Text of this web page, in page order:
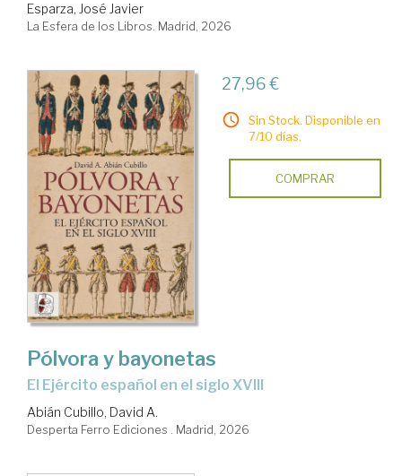
Esparza, José Javier
La Esfera de los Libros. Madrid, 2026
27,96 €
Sin Stock. Disponible en
7/10 días.
COMPRAR
Pólvora y bayonetas
El Ejército español en el siglo XVIII
Abián Cubillo, David A.
Desperta Ferro Ediciones . Madrid, 2026